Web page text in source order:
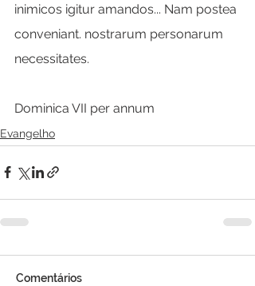
inimicos igitur amandos... Nam postea
conveniant. nostrarum personarum
necessitates.
Dominica VII per annum
Evangelho
Comentários